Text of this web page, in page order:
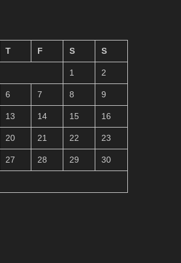
T F S S
1 2
6 7 8 9
13 14 15 16
20 21 22 23
27 28 29 30